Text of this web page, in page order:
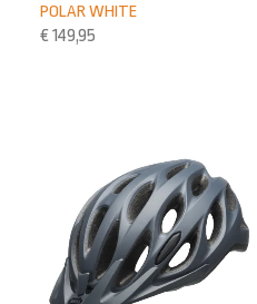
POLAR WHITE
€ 149,95